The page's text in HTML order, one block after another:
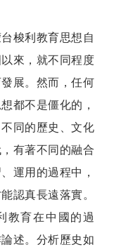
梭利教育思想自
來，就不同程度
展。然而，任何
都不是僵化的，
同的歷史、文化
有著不同的融合
運用的過程中，
認真長遠落實。
教育在中國的過
述。分析歷史如